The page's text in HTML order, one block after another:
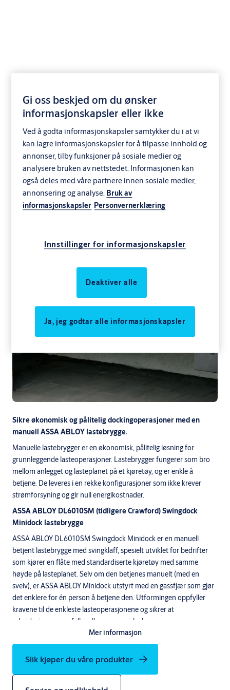
DL6010SM Svingdock
Minidock
Distribution and logistics ASSA ABLOY
Sikre økonomisk og pålitelig dockingoperasjoner med en
manuell ASSA ABLOY lastebrygge.
Manuelle lastebrygger er en økonomisk, pålitelig løsning for
grunnleggende lasteoperasjoner. Lastebrygger fungerer som bro
mellom anlegget og lasteplanet på et kjøretøy, og er enkle å
betjene. De leveres i en rekke konfigurasjoner som ikke krever
strømforsyning og gir null energikostnader.
ASSA ABLOY DL6010SM (tidligere Crawford) Swingdock
Minidock lastebrygge
ASSA ABLOY DL6010SM Swingdock Minidock er en manuell
betjent lastebrygge med svingklaff, spesielt utviklet for bedrifter
som kjører en flåte med standardiserte kjøretøy med samme
høyde på lasteplanet. Selv om den betjenes manuelt (med en
sveiv), er ASSA ABLOY Minidock utstyrt med en gassfjær som gjør
det enklere for én person å betjene den. Utformingen oppfyller
kravene til de enkleste lasteoperasjonene og sikrer at
arbeidsgiveren oppfyller alle ergonomiske krav.
Klaffen på ASSA ABLOY DL6010SM Swingdock Minidock er av
forbindelsen til lastekanten er støtfri, noe som gir jevn overgang
mellom bygningen og lasteplanet.
Mer informasjon
Slik kjøper du våre produkter
Gi oss beskjed om du ønsker
informasjonskapsler eller ikke
Ved å godta informasjonskapsler samtykker du i at vi
kan lagre informasjonskapsler for å tilpasse innhold og
annonser, tilby funksjoner på sosiale medier og
analysere bruken av nettstedet. Informasjonen kan
også deles med våre partnere innen sosiale medier,
annonsering og analyse. Bruk av
informasjonskapsler Personvernerklæring
Innstillinger for informasjonskapsler
Deaktiver alle
Ja, jeg godtar alle informasjonskapsler